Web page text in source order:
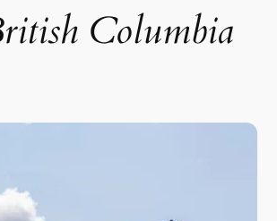
Columbia